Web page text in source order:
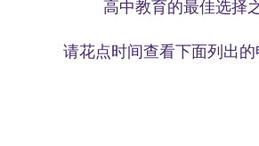
高中教育的最佳选择
请花点时间查看下面列出的